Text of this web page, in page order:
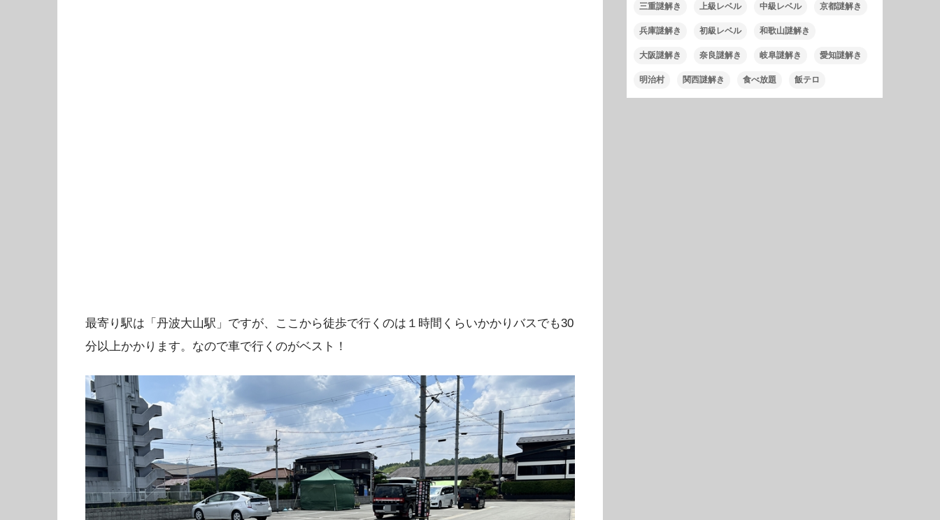
最寄り駅は「丹波大山駅」ですが、ここから徒歩で行くのは１時間くらいかかりバスでも30
分以上かかります。なので車で行くのがベスト！
三重謎解き 上級レベル 中級レベル 京都謎解き
兵庫謎解き 初級レベル 和歌山謎解き
大阪謎解き 奈良謎解き 岐阜謎解き 愛知謎解き
明治村 関西謎解き 食べ放題 飯テロ